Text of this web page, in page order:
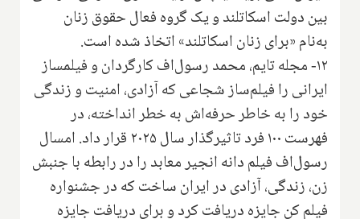
بین دولت اسکاتلند و یک گروه فعال حقوق زنان
به‌نام «برای زنان اسکاتلند» اتخاذ شده است.
۱۲- مجله تایم، محمد رسول‌اف کارگردان و فیلمساز
ایرانی را فیلم‌ساز شجاعی که آزادی، امنیت و زندگی
خود را به خاطر حرفه‌اش به خطر انداخته، در
فهرست ۱۰۰ فرد تاثیرگذار سال ۲۰۲۵ قرار داد. امسال
رسول‌اف فیلم دانه انجیر معابد را در رابطه با جنبش
زن، زندگی، آزادی در ایران ساخت که در جشنواره
فیلم کن جایزه دریافت کرد و برای دریافت جایزه